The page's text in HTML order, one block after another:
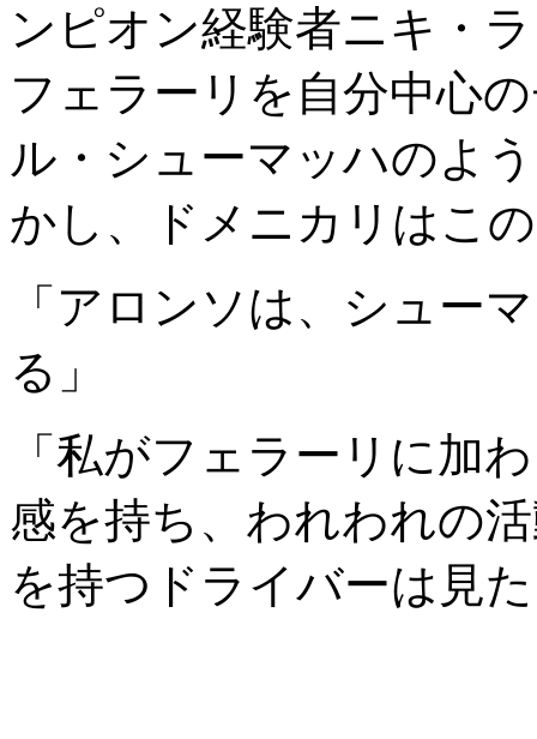
ンピオン経験者ニキ・
フェラーリを自分中心
ル・シューマッハのよ
かし、ドメニカリはこ
「アロンソは、シュー
る」
「私がフェラーリに加
感を持ち、われわれの
を持つドライバーは見